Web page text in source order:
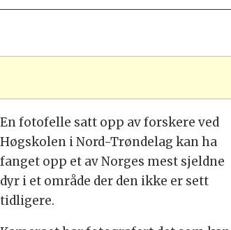
En fotofelle satt opp av forskere ved
Høgskolen i Nord-Trøndelag kan ha
fanget opp et av Norges mest sjeldne
dyr i et område der den ikke er sett
tidligere.